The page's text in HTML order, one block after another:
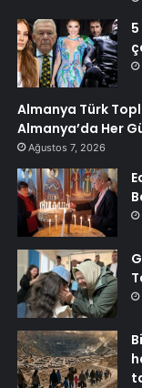
Almanya Türk
Almanya’da Her
Ağustos 7, 2026